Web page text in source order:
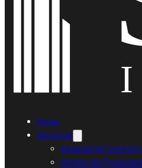
Home
Servicios
Asesoría de Inversión
Gestión de